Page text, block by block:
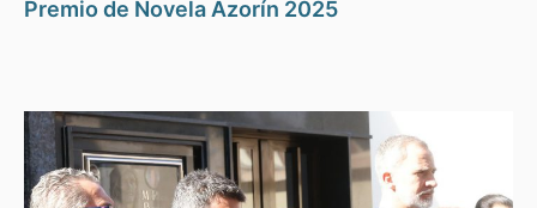
Premio de Novela Azorín 2025